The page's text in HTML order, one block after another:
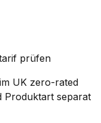
prüfen
UK zero-rated
Produktart separat